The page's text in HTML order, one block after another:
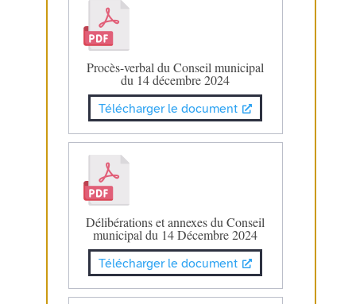
Procès-verbal du Conseil municipal
du 14 décembre 2024
Télécharger le document
Délibérations et annexes du Conseil
municipal du 14 Décembre 2024
Télécharger le document